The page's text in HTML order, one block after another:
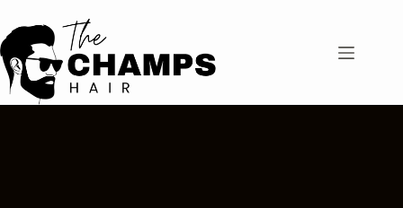
para
o
conteúdo